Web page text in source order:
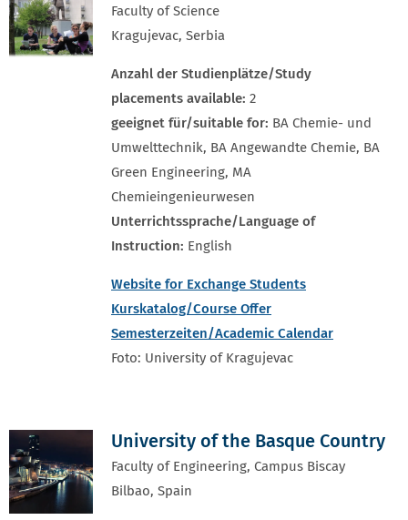
Faculty of Science
Kragujevac, Serbia
Anzahl der Studienplätze/Study
placements available: 2
geeignet für/suitable for: BA Chemie- und
Umwelttechnik, BA Angewandte Chemie, BA
Green Engineering, MA
Chemieingenieurwesen
Unterrichtssprache/Language of
Instruction: English
Website for Exchange Students
Kurskatalog/Course Offer
Semesterzeiten/Academic Calendar
Foto: University of Kragujevac
University of the Basque Country
Faculty of Engineering, Campus Biscay
Bilbao, Spain